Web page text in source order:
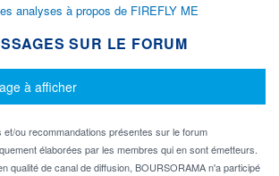
analyses à propos de FIREFLY ME
SUR LE FORUM
à afficher
et/ou recommandations présentes sur le forum
élaborées par les membres qui en sont émetteurs.
qualité de canal de diffusion, BOURSORAMA n'a participé